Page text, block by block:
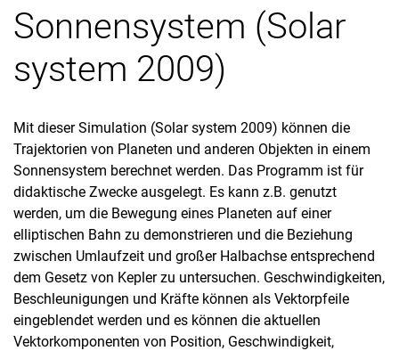
Schiefer-Wurf
Sonnensystem
Anleitung Horizons
Planetensystem
Arbeitsintegral
Luftkissenbahn
Bezugssysteme
Federpendel
Fadenpendel
Pendel mit Fourieranalyse
Deterministisches Chaos
Sonnensystem (Solar
system 2009)
Mit dieser Simulation (Solar system 2009) können die
Trajektorien von Planeten und anderen Objekten in einem
Sonnensystem berechnet werden. Das Programm ist für
didaktische Zwecke ausgelegt. Es kann z.B. genutzt
werden, um die Bewegung eines Planeten auf einer
elliptischen Bahn zu demonstrieren und die Beziehung
zwischen Umlaufzeit und großer Halbachse entsprechend
dem Gesetz von Kepler zu untersuchen. Geschwindigkeiten,
Beschleunigungen und Kräfte können als Vektorpfeile
eingeblendet werden und es können die aktuellen
Vektorkomponenten von Position, Geschwindigkeit,